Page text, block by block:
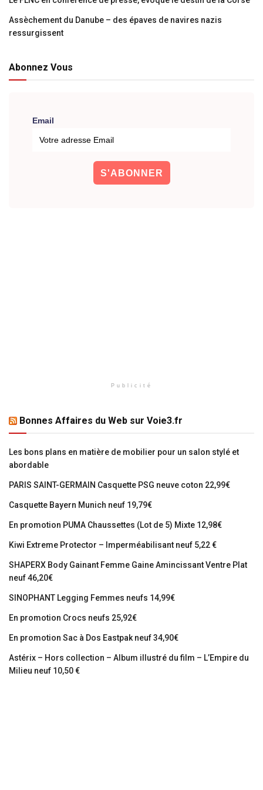
Assèchement du Danube – des épaves de navires nazis
ressurgissent
Abonnez Vous
Email
Publicité
Bonnes Affaires du Web sur Voie3.fr
Les bons plans en matière de mobilier pour un salon stylé et
abordable
PARIS SAINT-GERMAIN Casquette PSG neuve coton 22,99€
Casquette Bayern Munich neuf 19,79€
En promotion PUMA Chaussettes (Lot de 5) Mixte 12,98€
Kiwi Extreme Protector – Imperméabilisant neuf 5,22 €
SHAPERX Body Gainant Femme Gaine Amincissant Ventre Plat
neuf 46,20€
SINOPHANT Legging Femmes neufs 14,99€
En promotion Crocs neufs 25,92€
En promotion Sac à Dos Eastpak neuf 34,90€
Astérix – Hors collection – Album illustré du film – L’Empire du
Milieu neuf 10,50 €